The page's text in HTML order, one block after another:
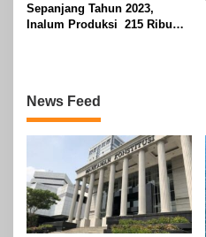
Sepanjang Tahun 2023,
Inalum Produksi 215 Ribu
News Feed